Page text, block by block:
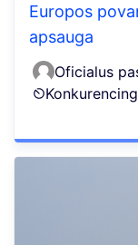
Europos
apsauga
Oficialus